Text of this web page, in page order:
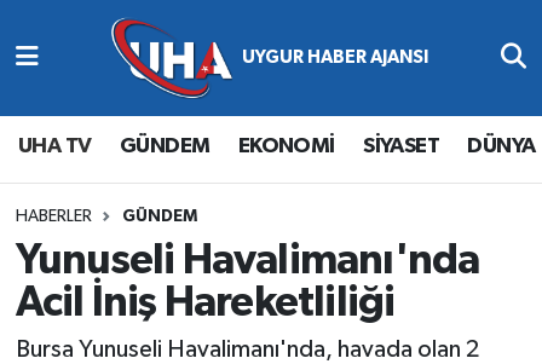
UHA TV GÜNDEM EKONOMİ SİYASET DÜNYA
HABERLER GÜNDEM
Yunuseli Havalimanı'nda
Acil İniş Hareketliliği
Bursa Yunuseli Havalimanı'nda, havada olan 2
Abone Ol
Gündem
Ekonomi
Magazin
Siyaset
Nöbetçi Eczaneler
Hava Durumu
Namaz Vakitleri
Trafik Durumu
Süper Lig Puan Durumu ve Fikstür